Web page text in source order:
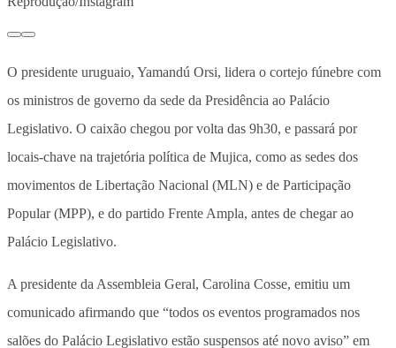
O presidente uruguaio, Yamandú Orsi, lidera o cortejo fúnebre com
os ministros de governo da sede da Presidência ao Palácio
Legislativo. O caixão chegou por volta das 9h30, e passará por
locais-chave na trajetória política de Mujica, como as sedes dos
movimentos de Libertação Nacional (MLN) e de Participação
Popular (MPP), e do partido Frente Ampla, antes de chegar ao
Palácio Legislativo.
A presidente da Assembleia Geral, Carolina Cosse, emitiu um
comunicado afirmando que “todos os eventos programados nos
salões do Palácio Legislativo estão suspensos até novo aviso” em